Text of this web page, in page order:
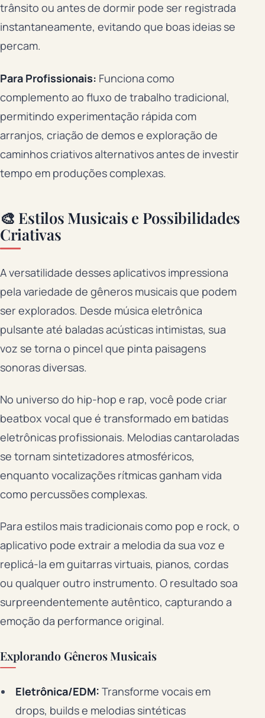
trânsito ou antes de dormir pode ser registrada
instantaneamente, evitando que boas ideias se
percam.
Para Profissionais: Funciona como
complemento ao fluxo de trabalho tradicional,
permitindo experimentação rápida com
arranjos, criação de demos e exploração de
caminhos criativos alternativos antes de investir
tempo em produções complexas.
🎨 Estilos Musicais e Possibilidades
Criativas
A versatilidade desses aplicativos impressiona
pela variedade de gêneros musicais que podem
ser explorados. Desde música eletrônica
pulsante até baladas acústicas intimistas, sua
voz se torna o pincel que pinta paisagens
sonoras diversas.
No universo do hip-hop e rap, você pode criar
beatbox vocal que é transformado em batidas
eletrônicas profissionais. Melodias cantaroladas
se tornam sintetizadores atmosféricos,
enquanto vocalizações rítmicas ganham vida
como percussões complexas.
Para estilos mais tradicionais como pop e rock, o
aplicativo pode extrair a melodia da sua voz e
replicá-la em guitarras virtuais, pianos, cordas
ou qualquer outro instrumento. O resultado soa
surpreendentemente autêntico, capturando a
emoção da performance original.
Explorando Gêneros Musicais
Eletrônica/EDM: Transforme vocais em
drops, builds e melodias sintéticas